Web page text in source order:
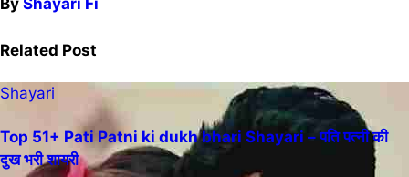
By Shayari Fi
Related Post
Shayari
Top 51+ Pati Patni ki dukh bhari Shayari – पति पत्नी की
दुख भरी शायरी